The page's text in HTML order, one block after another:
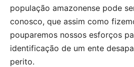
população amazonense pode
conosco, que assim como
pouparemos nossos esforços
identificação de um ente
perito.